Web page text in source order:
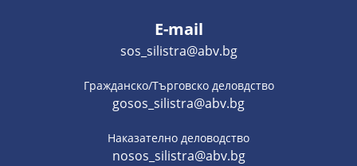
E-mail
sos_silistra@abv.bg
Гражданско/Търговско деловдство
gosos_silistra@abv.bg
Наказателно деловодство
nosos_silistra@abv.bg